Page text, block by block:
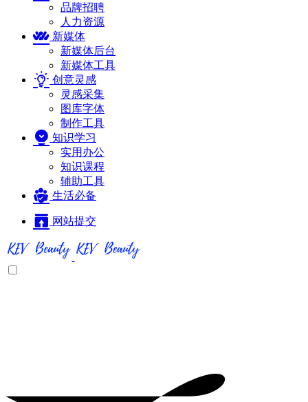
品牌招聘
人力资源
新媒体
新媒体后台
新媒体工具
创意灵感
灵感采集
图库字体
制作工具
知识学习
实用办公
知识课程
辅助工具
生活必备
网站提交